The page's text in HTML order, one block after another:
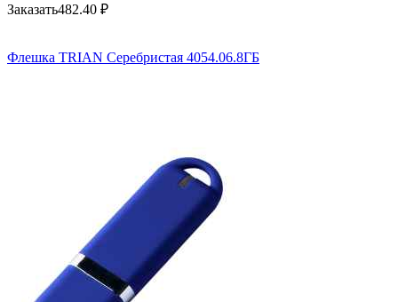
Заказать482.40 ₽
Флешка TRIAN Серебристая 4054.06.8ГБ